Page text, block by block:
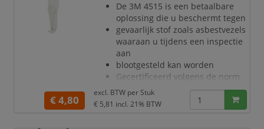
De 3M 4515 is een betaalbare
oplossing die u beschermt tegen
gevaarlijk stof zoals asbestvezels
waaraan u tijdens een inspectie
aan
blootgesteld kan worden
Gecertificeerd volgens de norm
voor persoonlijke
beschermingsmiddelen
(PPE) categorie III, type 5/6
€ 4,80
excl. BTW per Stuk
€ 5,81 incl. 21% BTW